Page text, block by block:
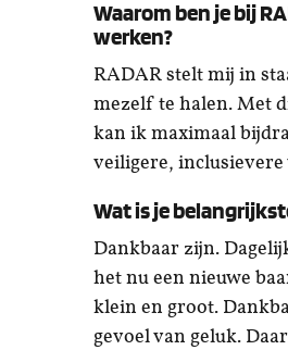
Waarom ben je bij
werken?
RADAR stelt mij in
mezelf te halen. Met
kan ik maximaal
veiligere, inclusievere
Wat is je
Dankbaar zijn.
het nu een nieuwe
klein en groot.
gevoel van geluk.